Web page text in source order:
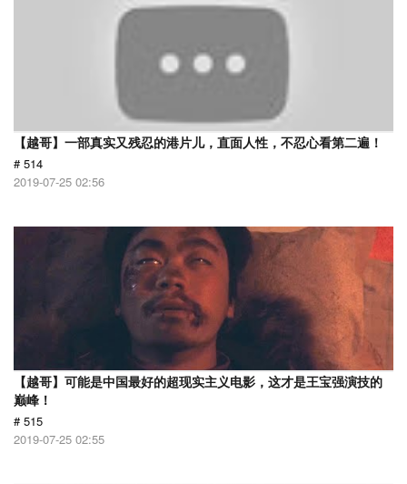
【越哥】一部真实又残忍的港片儿，直面人性，不忍心看第二遍！
# 514
2019-07-25 02:56
【越哥】可能是中国最好的超现实主义电影，这才是王宝强演技的
巅峰！
# 515
2019-07-25 02:55